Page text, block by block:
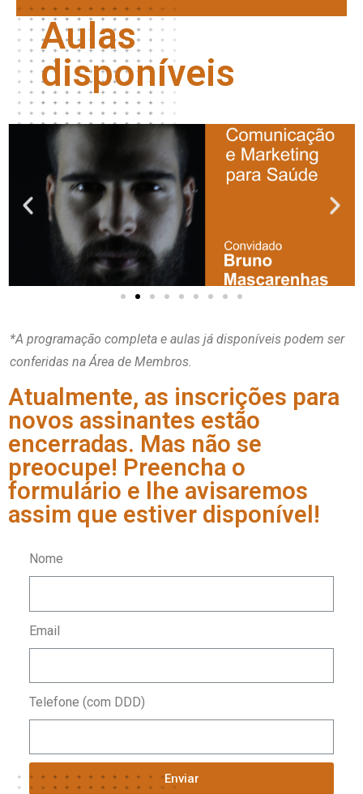
Aulas
disponíveis
*A programação completa e aulas já disponíveis podem ser
conferidas na Área de Membros.
Atualmente, as inscrições para
novos assinantes estão
encerradas. Mas não se
preocupe! Preencha o
formulário e lhe avisaremos
assim que estiver disponível!
Nome
Email
Telefone (com DDD)
Enviar